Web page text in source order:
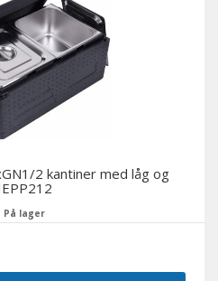
2 kantiner med låg og
På lager